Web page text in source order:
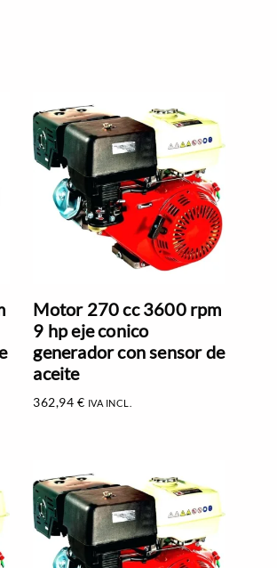
Motor 270 cc 3600 rpm
9 hp eje conico
generador con sensor de
aceite
362,94 € IVA INCL.